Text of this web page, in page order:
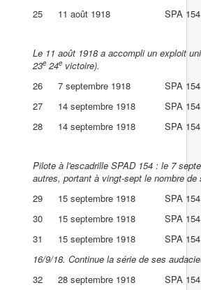
25 11 août 1918 SPA 154
Le 11 août 1918 a accompli un exploit
23e 24e victoire).
26
7 septembre 1918
SPA 154
27
14 septembre 1918
SPA 154
28
14 septembre 1918 SPA 154
Pilote à l'escadrille SPAD 154 : le 7
autres, portant à vingt-sept le nombre
29
15 septembre 1918
SPA 154
30
15 septembre 1918
SPA 154
31
15 septembre 1918
SPA 154
16/9/18. Continue la série de ses
32
28 septembre 1918
SPA 154